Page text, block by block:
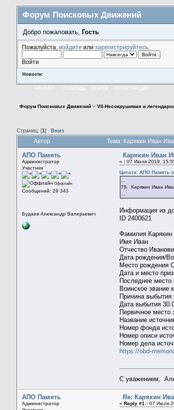
Форум Поисковых Движений
Добро пожаловать, Гость
Пожалуйста, войдите или зарегистрируйтесь.
Войти
Новости:
НАЧАЛО ПОМОЩЬ ВОЙТИ РЕГИСТРАЦИЯ
Форум Поисковых Движений >VII-Несокрушимая и
Страниц: [1 ] Вниз
Автор Тема: Карякин Иван
АПО Память
Администратор
Участник
Оффлайн
Сообщений: 29 343
Будаев Александр Валерьевич
Карякин Иван
« : 07 Июля 2019,
Цитата: АПО Память
78. Карякин Иван
Информация из
ID 2400621
Фамилия Карякин
Имя Иван
Отчество
Дата рождения/
Место рождения
Дата и место
Последнее
Воинское звание
Причина выбытия
Дата выбытия
Первичное место
Название
Номер фонда
Номер описи
Номер дела
https://obd-
С уважением,
АПО Память
Администратор
Re: Карякин
«Reply #1 : 07 Июля